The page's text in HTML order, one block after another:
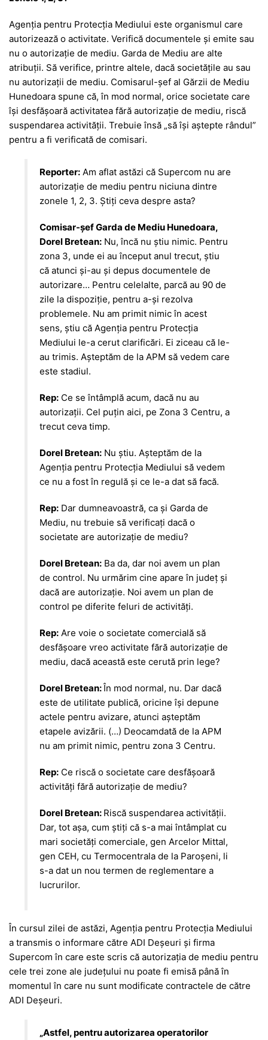
Agenția pentru Protecția Mediului este organismul care
autorizează o activitate. Verifică documentele și emite sau
nu o autorizație de mediu. Garda de Mediu are alte
atribuții. Să verifice, printre altele, dacă societățile au sau
nu autorizații de mediu. Comisarul-șef al Gărzii de Mediu
Hunedoara spune că, în mod normal, orice societate care
își desfășoară activitatea fără autorizație de mediu, riscă
suspendarea activității. Trebuie însă „să își aștepte rândul”
pentru a fi verificată de comisari.
Reporter: Am aflat astăzi că Supercom nu are
autorizație de mediu pentru niciuna dintre
zonele 1, 2, 3. Știți ceva despre asta?
Comisar-șef Garda de Mediu Hunedoara,
Dorel Bretean: Nu, încă nu știu nimic. Pentru
zona 3, unde ei au început anul trecut, știu
că atunci și-au și depus documentele de
autorizare… Pentru celelalte, parcă au 90 de
zile la dispoziție, pentru a-și rezolva
problemele. Nu am primit nimic în acest
sens, știu că Agenția pentru Protecția
Mediului le-a cerut clarificări. Ei ziceau că le-
au trimis. Așteptăm de la APM să vedem care
este stadiul.
Rep: Ce se întâmplă acum, dacă nu au
autorizații. Cel puțin aici, pe Zona 3 Centru, a
trecut ceva timp.
Dorel Bretean: Nu știu. Așteptăm de la
Agenția pentru Protecția Mediului să vedem
ce nu a fost în regulă și ce le-a dat să facă.
Rep: Dar dumneavoastră, ca și Garda de
Mediu, nu trebuie să verificați dacă o
societate are autorizație de mediu?
Dorel Bretean: Ba da, dar noi avem un plan
de control. Nu urmărim cine apare în județ și
dacă are autorizație. Noi avem un plan de
control pe diferite feluri de activități.
Rep: Are voie o societate comercială să
desfășoare vreo activitate fără autorizație de
mediu, dacă această este cerută prin lege?
Dorel Bretean:În mod normal, nu. Dar dacă
este de utilitate publică, oricine își depune
actele pentru avizare, atunci așteptăm
etapele avizării. (…) Deocamdată de la APM
nu am primit nimic, pentru zona 3 Centru.
Rep: Ce riscă o societate care desfășoară
activități fără autorizație de mediu?
Dorel Bretean: Riscă suspendarea activității.
Dar, tot așa, cum știți că s-a mai întâmplat cu
mari societăți comerciale, gen Arcelor Mittal,
gen CEH, cu Termocentrala de la Paroșeni, li
s-a dat un nou termen de reglementare a
lucrurilor.
În cursul zilei de astăzi, Agenția pentru Protecția Mediului
a transmis o informare către ADI Deșeuri și firma
Supercom în care este scris că autorizația de mediu pentru
cele trei zone ale județului nu poate fi emisă până în
momentul în care nu sunt modificate contractele de către
ADI Deșeuri.
„Astfel, pentru autorizarea operatorilor